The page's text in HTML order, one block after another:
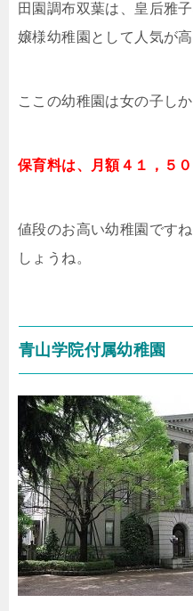
田園調布双葉は、皇后雅
嬢様幼稚園として人気が高
ここの幼稚園は女の子し
保育料は、月額４１，５
値段のお高い幼稚園です
しょうね。
青山学院付属幼稚園